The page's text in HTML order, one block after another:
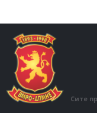
Сите